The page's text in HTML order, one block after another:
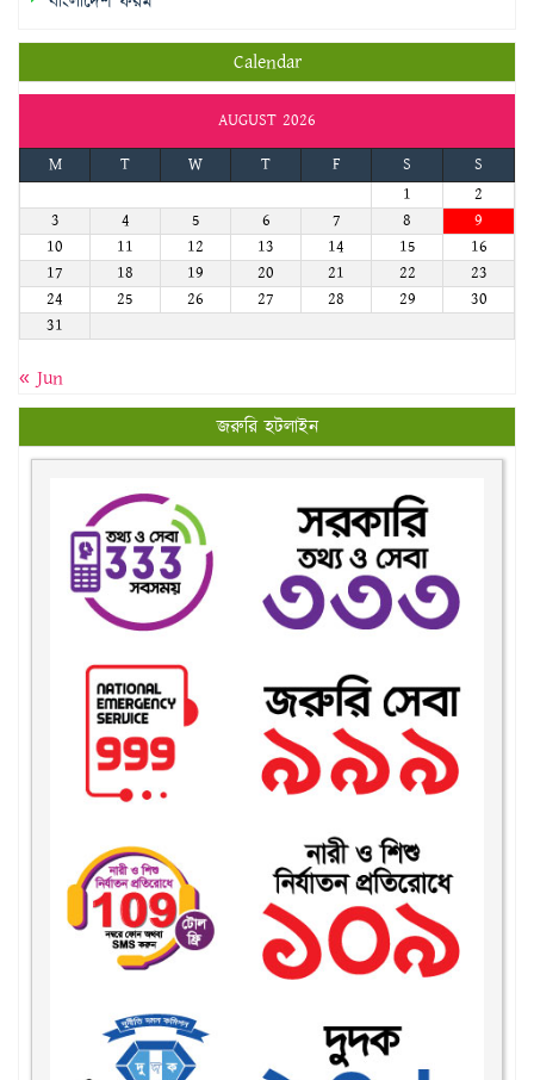
Calendar
AUGUST 2026
M
T W T F S
S
1
2
3
4 5 6 7 8
9
10
11 12 13 14 15
16
17
18 19 20 21 22
23
24
25 26 27 28 29
30
31
« Jun
জরুরি হটলাইন